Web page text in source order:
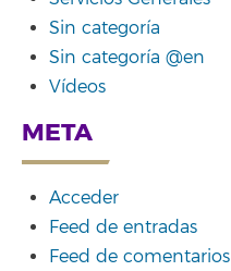
Sin categoría
Sin categoría @en
Vídeos
META
Acceder
Feed de entradas
Feed de comentarios